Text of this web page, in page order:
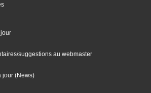
suggestions au webmaster
jour (News)